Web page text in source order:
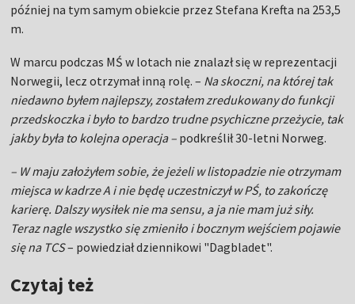
później na tym samym obiekcie przez Stefana Krefta na 253,5
m.
W marcu podczas MŚ w lotach nie znalazł się w reprezentacji
Norwegii, lecz otrzymał inną rolę. – Na skoczni, na której tak
niedawno byłem najlepszy, zostałem zredukowany do funkcji
przedskoczka i było to bardzo trudne psychiczne przeżycie, tak
jakby była to kolejna operacja – podkreślił 30-letni Norweg.
– W maju założyłem sobie, że jeżeli w listopadzie nie otrzymam
miejsca w kadrze A i nie będę uczestniczył w PŚ, to zakończę
karierę. Dalszy wysiłek nie ma sensu, a ja nie mam już siły.
Teraz nagle wszystko się zmieniło i bocznym wejściem pojawie
się na TCS– powiedział dziennikowi "Dagbladet".
Czytaj też